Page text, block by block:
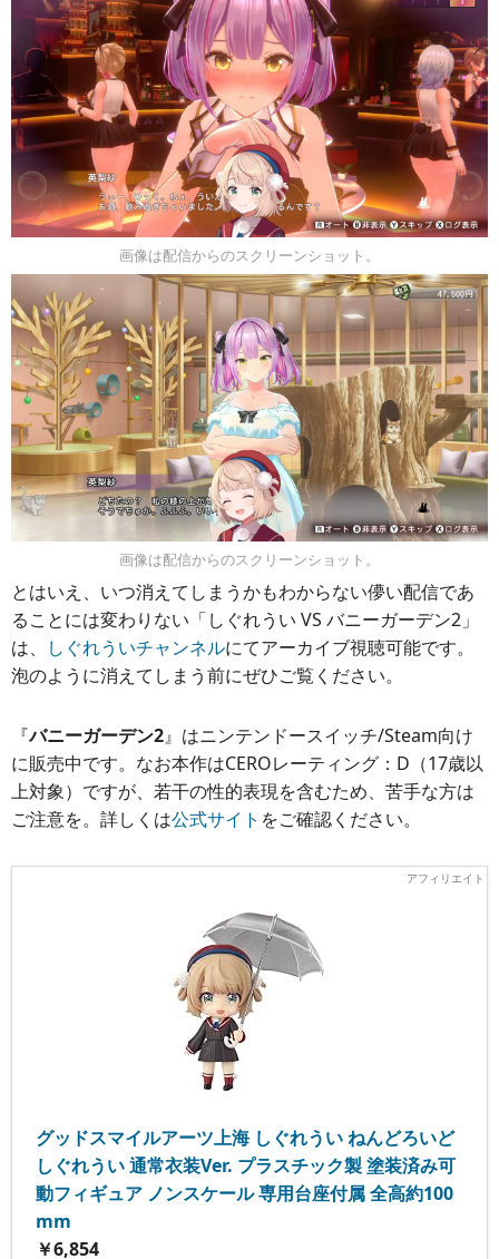
画像は配信からのスクリーンショット。
画像は配信からのスクリーンショット。
とはいえ、いつ消えてしまうかもわからない儚い配信であ
ることには変わりない「しぐれうい VS バニーガーデン2」
は、
しぐれういチャンネルにてアーカイブ視聴可能です。
泡のように消えてしまう前にぜひご覧ください。
『バニーガーデン2』はニンテンドースイッチ/Steam向け
に販売中です。なお本作はCEROレーティング：D（17歳以
上対象）ですが、若干の性的表現を含むため、苦手な方は
ご注意を。詳しくは公式サイト をご確認ください。
グッドスマイルアーツ上海 しぐれうい ねんどろいど
しぐれうい 通常衣装Ver. プラスチック製 塗装済み可
動フィギュア ノンスケール 専用台座付属 全高約100
mm
￥6,854